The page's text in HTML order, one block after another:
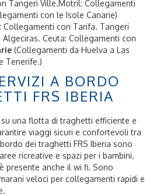
Tangeri Ville.Motril: Collegamenti
con le Isole Canarie)
Collegamenti con Tarifa. Tangeri
Ceuta: Collegamenti con
(Collegamenti da Huelva a Las
Tenerife.)
A BORDO
FRS IBERIA
una flotta di traghetti efficiente e
viaggi sicuri e confortevoli tra
dei traghetti FRS Iberia sono
ricreative e spazi per i bambini.
presente anche il wi fi. Sono
veloci per collegamenti rapidi e